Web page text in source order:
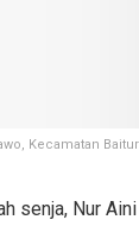
Kecamatan
senja, Nur